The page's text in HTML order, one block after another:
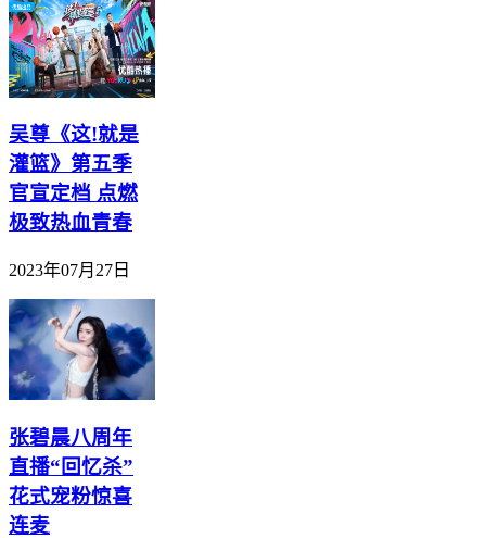
吴尊《这!就是
灌篮》第五季
官宣定档 点燃
极致热血青春
2023年07月27日
张碧晨八周年
直播“回忆杀”
花式宠粉惊喜
连麦